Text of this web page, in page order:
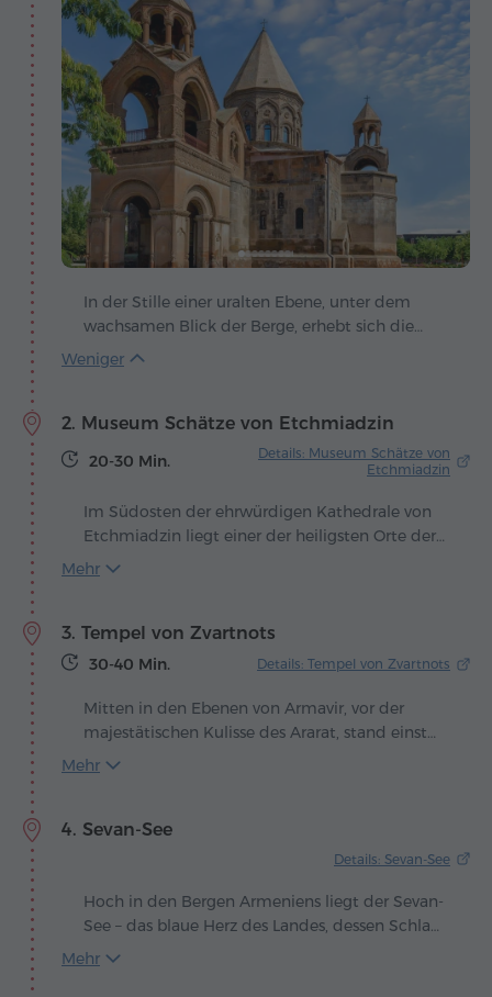
In der Stille einer uralten Ebene, unter dem
wachsamen Blick der Berge, erhebt sich die
Kathedrale von Etchmiadzin – ein Heiligtum, an
dem, so erzählt die Legende, Himmel und Erde
erschien Gregor dem Erleuchter Christus in
einer Vision, hielt einen goldenen Hammer in
der Hand und schlug damit auf den Boden, um
entstand Etchmiadzin – "Der Eingeborene ist
herabgestiegen" – das geistige Herz Armeniens.
2. Museum Schätze von Etchmiadzin
20-30 Min.
Details: Museum Schätze von
Etchmiadzin
Im Südosten der ehrwürdigen Kathedrale von
Etchmiadzin liegt einer der heiligsten Orte der
armenischen Spiritualität – das Museum
Tempel der Erinnerung, in dem Glaube und
Legenden Gestalt annehmen.
Mehr
3. Tempel von Zvartnots
30-40 Min. Details: Tempel von Zvartnots
Mitten in den Ebenen von Armavir, vor der
majestätischen Kulisse des Ararat, stand einst
Zvartnots – ein Meisterwerk des 7. Jahrhunderts,
Säulen, beeindruckte es mit seiner komplexen
Konstruktion und einer Größe, die für seine Zeit
ragte der Tempel stolz in den Himmel, bis ein
Erdbeben ihn in schweigende Ruinen
verwandelte, die über Jahrhunderte das
Mehr
4. Sevan-See
Details: Sevan-See
Hoch in den Bergen Armeniens liegt der Sevan-
See – das blaue Herz des Landes, dessen Schlag
mit Wind und Sonne im Einklang ist. Der
Mehr